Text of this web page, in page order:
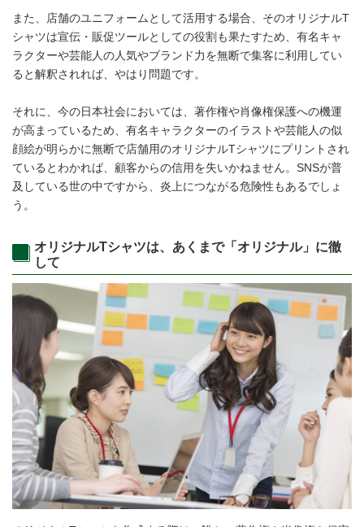
また、店舗のユニフォームとして活用する場合、そのオリジナルT
シャツは宣伝・販促ツールとしての役割も果たすため、有名キャ
ラクターや芸能人の人気やブランド力を無断で集客に利用してい
ると解釈されれば、やはり問題です。
それに、今の日本社会においては、著作権や肖像権保護への機運
が高まっているため、有名キャラクターのイラストや芸能人の似
顔絵が明らかに無断で店舗用のオリジナルTシャツにプリントされ
ているとわかれば、顧客からの信用を失いかねません。SNSが普
及している世の中ですから、炎上につながる危険性もあるでしょ
う。
オリジナルTシャツは、あくまで「オリジナル」に徹
して